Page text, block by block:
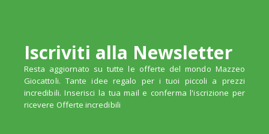
Iscriviti alla Newsletter
Resta aggiornato su tutte le offerte del mondo Mazzeo
Giocattoli. Tante idee regalo per i tuoi piccoli a prezzi
incredibili. Inserisci la tua mail e conferma l'iscrizione per
ricevere Offerte incredibili